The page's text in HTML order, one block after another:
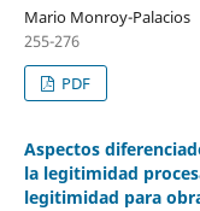
Mario Monroy-Palacios
255-276
PDF
Aspectos
la legitimidad
legitimidad para